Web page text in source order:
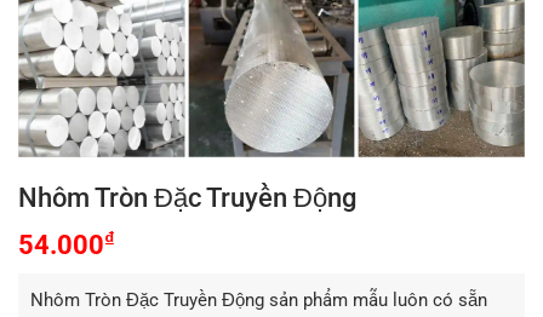
Nhôm Tròn Đặc Truyền Động
54.000₫
Nhôm Tròn Đặc Truyền Động sản phẩm mẫu luôn có sẵn